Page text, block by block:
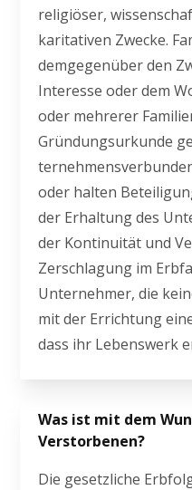
religiöser,
karitativen Zwecke.
demgegenüber den
Interesse oder dem
oder mehrerer
Gründungsurkunde
oder halten
der Erhaltung des
der Kontinuität und
Zerschlagung im
Unternehmer, die
mit der Errichtung
dass ihr Lebenswerk
Was ist mit dem
Verstorbenen?
Die gesetzliche